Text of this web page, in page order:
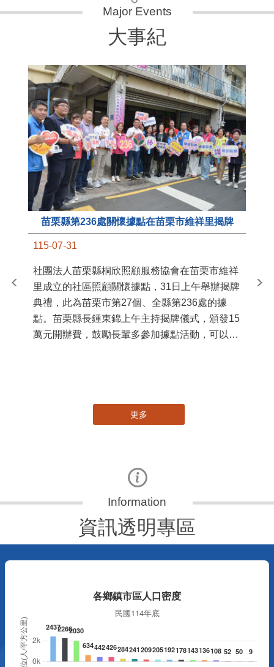
大事紀
苗栗縣第236處關懷據點在苗栗市維祥里揭牌
115-07-31
社團法人苗栗縣桐欣照顧服務協會在苗栗市維祥
里成立的社區照顧關懷據點，31日上午舉辦揭牌
典禮，此為苗栗市第27個、全縣第236處的據
點。苗栗縣長鍾東錦上午主持揭牌儀式，頒發15
萬元開辦費，鼓勵長輩多參加據點活動，可以更
苗
更多
資訊透明專區